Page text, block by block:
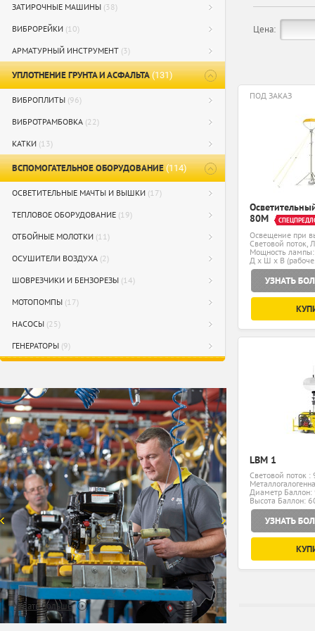
ЗАТИРОЧНЫЕ МАШИНЫ (38)
ВИБРОРЕЙКИ (10)
АРМАТУРНЫЙ ИНСТРУМЕНТ (3)
УПЛОТНЕНИЕ ГРУНТА И АСФАЛЬТА(131)
ВИБРОПЛИТЫ (96)
ВИБРОТРАМБОВКА (22)
КАТКИ (13)
ВСПОМОГАТЕЛЬНОЕ ОБОРУДОВАНИЕ(114)
ОСВЕТИТЕЛЬНЫЕ МАЧТЫ И ВЫШКИ (17)
ТЕПЛОВОЕ ОБОРУДОВАНИЕ (19)
ОТБОЙНЫЕ МОЛОТКИ (11)
ОСУШИТЕЛИ ВОЗДУХА (2)
ШОВРЕЗЧИКИ И БЕНЗОРЕЗЫ (14)
МОТОПОМПЫ (17)
НАСОСЫ (25)
ГЕНЕРАТОРЫ (9)
Узнать больше
Цена:
ПОД ЗАКАЗ
80M
Освещение при
Световой поток,
Мощность
Д x Ш x В
1435... мм
LBM 1
Световой поток
Диаметр
Высота Баллон: